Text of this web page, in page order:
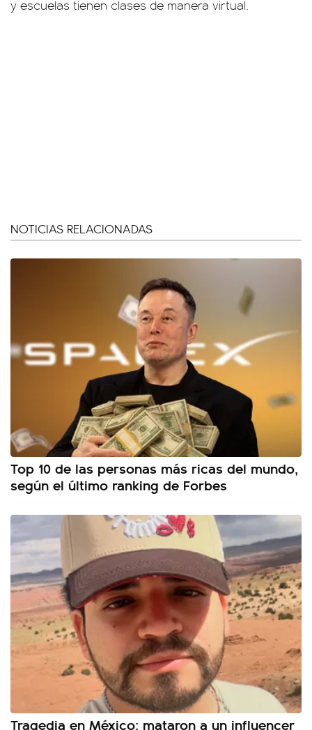
y escuelas tienen clases de manera virtual.
NOTICIAS RELACIONADAS
Top 10 de las personas más ricas del mundo,
según el último ranking de Forbes
Tragedia en México: mataron a un influencer